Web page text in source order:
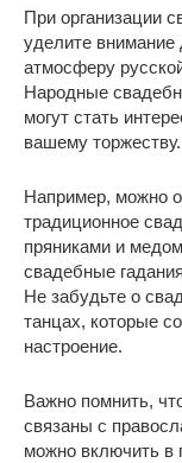
При организации
уделите внимание
атмосферу
Народные
могут стать
вашему торжеству.
Например, можно
традиционное
пряниками и
свадебные
Не забудьте о
танцах, которые
настроение.
Важно помнить,
связаны с
можно включить в